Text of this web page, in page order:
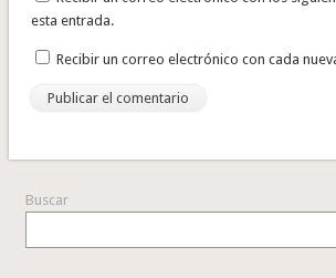
esta entrada.
Recibir un correo electrónico con cada
Buscar